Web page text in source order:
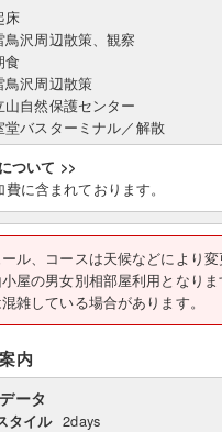
床
鳥沢周辺散策、観察
食
鳥沢周辺散策
山自然保護センター
堂バスターミナル／解散
ついて >>
に含まれております。
ール、コースは天候など
屋の男女別相部屋利用となりま
雑している場合があります。
内
ータ
タイル 2days